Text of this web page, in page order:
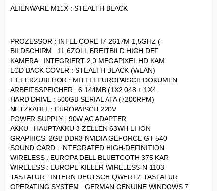
ALIENWARE M11X : STEALTH BLACK
PROZESSOR : INTEL CORE I7-2617M 1,5GHZ (
BILDSCHIRM : 11,6ZOLL BREITBILD HIGH DEF
KAMERA : INTEGRIERT 2,0 MEGAPIXEL HD KAM
LCD BACK COVER : STEALTH BLACK (WLAN)
LIEFERZUBEHOR : MITTELEUROPAISCH DOKUMEN
ARBEITSSPEICHER : 6.144MB (1X2.048 + 1X4
HARD DRIVE : 500GB SERIAL ATA (7200RPM)
NETZKABEL : EUROPAISCH 220V
POWER SUPPLY : 90W AC ADAPTER
AKKU : HAUPTAKKU 8 ZELLEN 63WH LI-ION
GRAPHICS: 2GB DDR3 NVIDIA GEFORCE GT 540
SOUND CARD : INTEGRATED HIGH-DEFINITION
WIRELESS : EUROPA DELL BLUETOOTH 375 KAR
WIRELESS : EUROPE KILLER WIRELESS-N 1103
TASTATUR : INTERN DEUTSCH QWERTZ TASTATUR
OPERATING SYSTEM : GERMAN GENUINE WINDOWS 7